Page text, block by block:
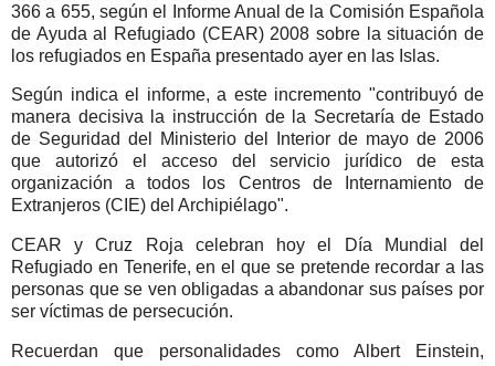
366 a 655, según el Informe Anual de la Comisión Española
de Ayuda al Refugiado (CEAR) 2008 sobre la situación de
los refugiados en España presentado ayer en las Islas.
Según indica el informe, a este incremento "contribuyó de
manera decisiva la instrucción de la Secretaría de Estado
de Seguridad del Ministerio del Interior de mayo de 2006
que autorizó el acceso del servicio jurídico de esta
organización a todos los Centros de Internamiento de
Extranjeros (CIE) del Archipiélago".
CEAR y Cruz Roja celebran hoy el Día Mundial del
Refugiado en Tenerife, en el que se pretende recordar a las
personas que se ven obligadas a abandonar sus países por
ser víctimas de persecución.
Recuerdan que personalidades como Albert Einstein,